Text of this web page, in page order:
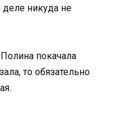
деле никуда не
покачала
то обязательно